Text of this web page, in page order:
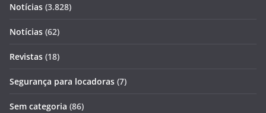
Notícias (3.828)
Notícias (62)
Revistas (18)
Segurança para locadoras (7)
Sem categoria (86)